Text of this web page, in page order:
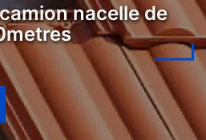
nacelle de